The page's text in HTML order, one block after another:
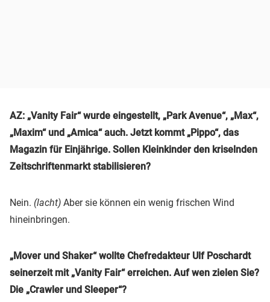
AZ: „Vanity Fair“ wurde eingestellt, „Park Avenue“, „Max“,
„Maxim“ und „Amica“ auch. Jetzt kommt „Pippo“, das
Magazin für Einjährige. Sollen Kleinkinder den kriselnden
Zeitschriftenmarkt stabilisieren?
Nein. (lacht) Aber sie können ein wenig frischen Wind
hineinbringen.
„Mover und Shaker“ wollte Chefredakteur Ulf Poschardt
seinerzeit mit „Vanity Fair“ erreichen. Auf wen zielen Sie?
Die „Crawler und Sleeper“?